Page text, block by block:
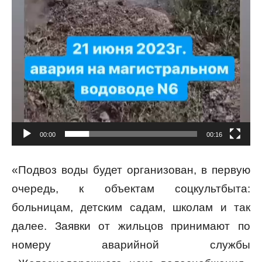
00:00 00:16
«Подвоз воды будет организован, в первую
очередь, к объектам соцкультбыта:
больницам, детским садам, школам и так
далее. Заявки от жильцов принимают по
номеру аварийной службы